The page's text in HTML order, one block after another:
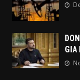
GIA